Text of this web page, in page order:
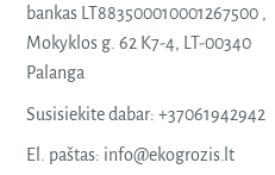
bankas LT883500010001267500 ,
Mokyklos g. 62 K7-4, LT-00340
Palanga
Susisiekite dabar: +37061942942
El. paštas: info@ekogrozis.lt